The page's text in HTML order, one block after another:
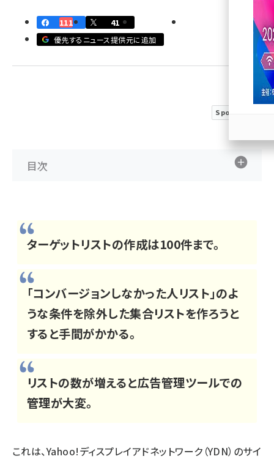
meo (1275)
111
41
優先するニュース提供元に追加
Sponsored
目次
ターゲットリストの作成は100件まで。
「コンバージョンしなかった人リスト」のよ
うな条件を除外した集合リストを作ろうと
すると手間がかかる。
リストの数が増えると広告管理ツールでの
管理が大変。
これは、Yahoo!ディスプレイアドネットワーク（YDN）のサイ